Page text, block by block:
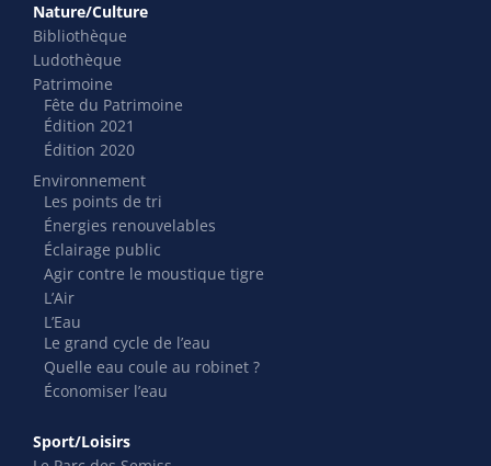
Nature/Culture
Bibliothèque
Ludothèque
Patrimoine
Fête du Patrimoine
Édition 2021
Édition 2020
Environnement
Les points de tri
Énergies renouvelables
Éclairage public
Agir contre le moustique tigre
L’Air
L’Eau
Le grand cycle de l’eau
Quelle eau coule au robinet ?
Économiser l’eau
Sport/Loisirs